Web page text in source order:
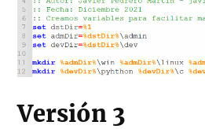
Versión 3